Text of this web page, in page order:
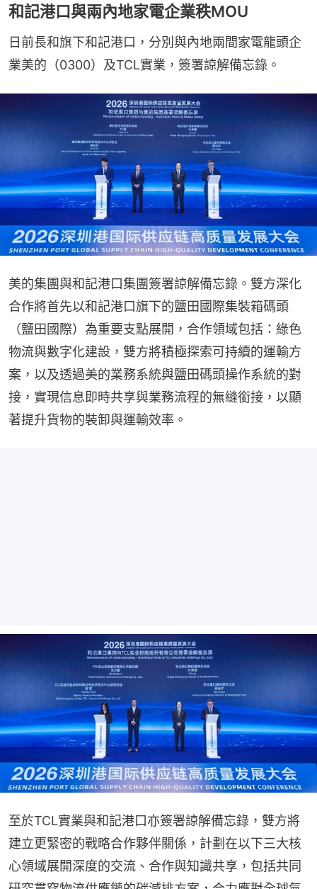
和記港口與兩內地家電企業秩MOU
日前長和旗下和記港口，分別與內地兩間家電龍頭企
業美的（0300）及TCL實業，簽署諒解備忘錄。
美的集團與和記港口集團簽署諒解備忘錄。雙方深化
合作將首先以和記港口旗下的鹽田國際集裝箱碼頭
（鹽田國際）為重要支點展開，合作領域包括：綠色
物流與數字化建設，雙方將積極探索可持續的運輸方
案，以及透過美的業務系統與鹽田碼頭操作系統的對
接，實現信息即時共享與業務流程的無縫銜接，以顯
著提升貨物的裝卸與運輸效率。
至於TCL實業與和記港口亦簽署諒解備忘錄，雙方將
建立更緊密的戰略合作夥伴關係，計劃在以下三大核
心領域展開深度的交流、合作與知識共享，包括共同